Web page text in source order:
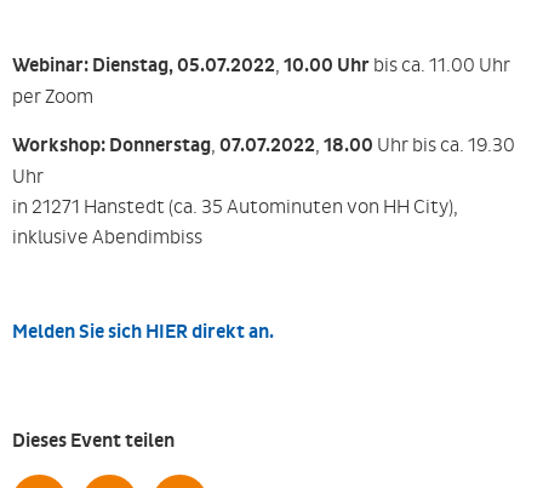
Webinar: Dienstag, 05.07.2022, 10.00 Uhr bis ca. 11.00 Uhr
per Zoom
Workshop: Donnerstag 07.07.2022 18.00 Uhr bis ca. 19.30
Uhr
in 21271 Hanstedt (ca. 35 Autominuten von HH City),
inklusive Abendimbiss
Melden Sie sich HIER direkt an.
Dieses Event teilen